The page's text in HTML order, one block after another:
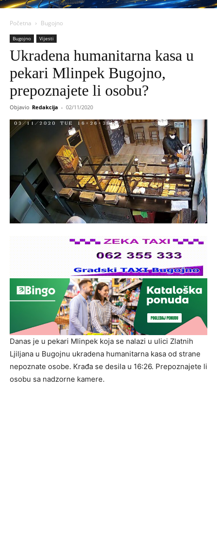
Početna Bugojno
Bugojno Vijesti
Ukradena humanitarna kasa u
pekari Mlinpek Bugojno,
prepoznajete li osobu?
Objavio Redakcija - 02/11/2020
Danas je u pekari Mlinpek koja se nalazi u ulici Zlatnih
Ljiljana u Bugojnu ukradena humanitarna kasa od strane
nepoznate osobe. Krađa se desila u 16:26. Prepoznajete li
osobu sa nadzorne kamere.